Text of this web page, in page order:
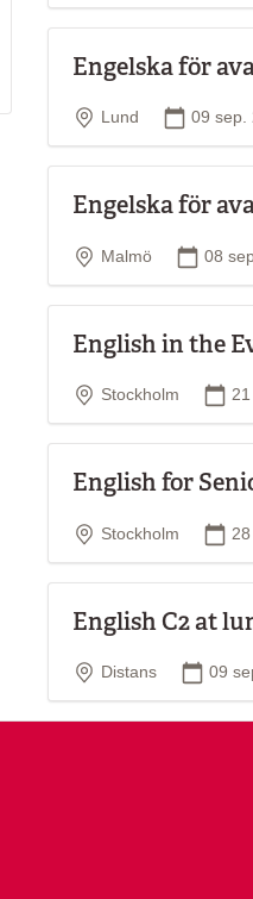
Engelska för
Plats
Lund 09 sep.
Engelska för
Plats
Malmö 08
English in the
Plats
Stockholm
English for
Plats
Stockholm
English C2 at
Plats
Distans 09